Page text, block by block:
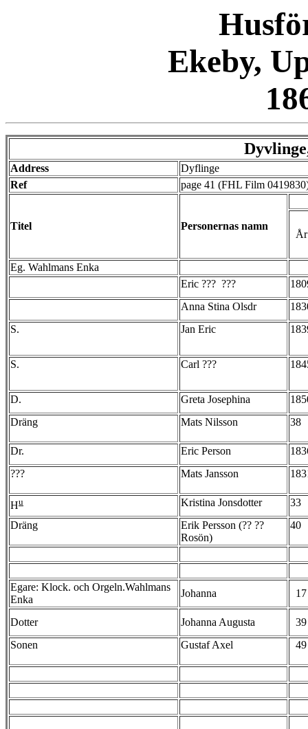
Ekeby,
Address
Dyflinge
Ref
page 41 (FHL Film
Titel Personernas namn
År
Eg. Wahlmans Enka
Eric ??? ???
Anna Stina Olsdr
S.
Jan Eric
S. Carl ???
D. Greta Josephina
Dräng
Mats Nilsson 38
Dr. Eric Person
???
Mats Jansson
Hu Kristina Jonsdotter
33
Dräng
Erik Persson (?? ??
Rosön)
40
Egare: Klock. och Orgeln.Wahlmans
Enka
Johanna 17
Dotter Johanna Augusta
39
Sonen
Gustaf Axel 49